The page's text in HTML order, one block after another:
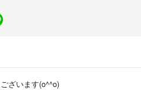
ざいます(o^^o)